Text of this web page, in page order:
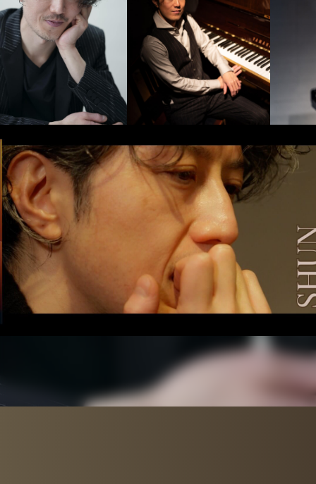
い。
（準備中）
株式会社ディヴァインは、アメリカ・ロサンゼルスに本社を置く一
流俳優・タレントエージェンシー「SHEER」と業務提携していま
す。